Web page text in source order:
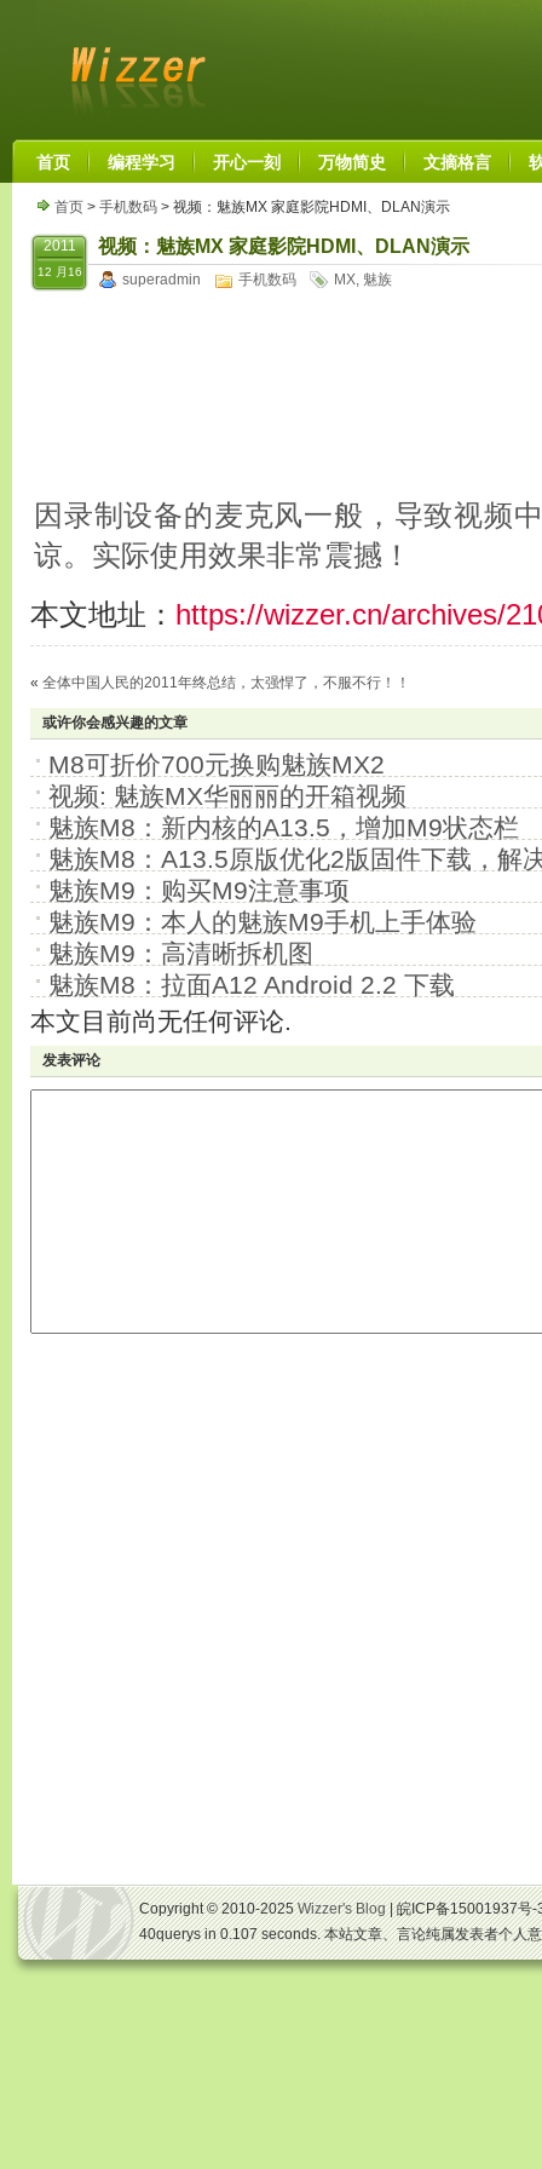
首页 编程学习 开心一刻 万物简史 文摘格言
首页 > 手机数码 > 视频：魅族MX 家庭影院HDMI、DLAN演示
2011
12 月16
视频：魅族MX 家庭影院HDMI、DLAN演示
superadmin 手机数码 MX, 魅族
因录制设备的麦克风一般，导致视频
谅。实际使用效果非常震撼！
本文地址： https://wizzer.cn/archives/
« 全体中国人民的2011年终总结，太强悍了，不服不行！！
或许你会感兴趣的文章
M8可折价700元换购魅族MX2
视频: 魅族MX华丽丽的开箱视频
魅族M8：新内核的A13.5，增加M9状态栏
魅族M8：A13.5原版优化2版固件下载，解
魅族M9：购买M9注意事项
魅族M9：本人的魅族M9手机上手体验
魅族M9：高清晰拆机图
魅族M8：拉面A12 Android 2.2 下载
本文目前尚无任何评论.
发表评论
Copyright © 2010-2025Wizzer's Blog| 皖ICP备15001937号
40querys in 0.107 seconds. 本站文章、言论纯属发表者个人